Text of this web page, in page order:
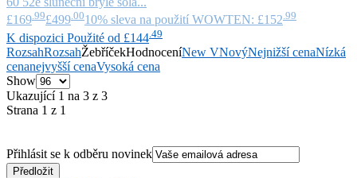
£169 .99£499 .0010% sleva na použití WOWTEN: £152 .99
K dispozici Použité od £144 .49
RozsahRozsahŽebříčekHodnoceníNew VNovýNejnižší cenaNízká
cenanejvyšší cenaVysoká cena
Show
Ukazující 1 na 3 z 3
Strana 1 z 1
Přihlásit se k odběru novinek